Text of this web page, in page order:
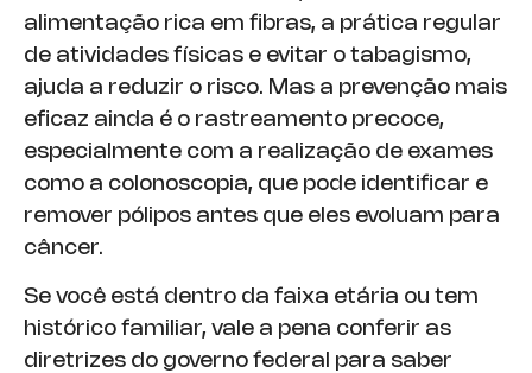
alimentação rica em fibras, a prática regular
de atividades físicas e evitar o tabagismo,
ajuda a reduzir o risco. Mas a prevenção mais
eficaz ainda é o rastreamento precoce,
especialmente com a realização de exames
como a colonoscopia, que pode identificar e
remover pólipos antes que eles evoluam para
câncer.
Se você está dentro da faixa etária ou tem
histórico familiar, vale a pena conferir as
diretrizes do governo federal para saber